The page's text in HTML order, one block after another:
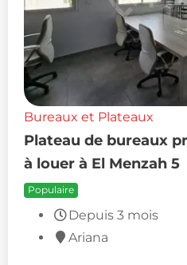
Bureaux et Plateaux
Plateau de bureaux
à louer à El Menzah 5
Populaire
Depuis 3 mois
Ariana